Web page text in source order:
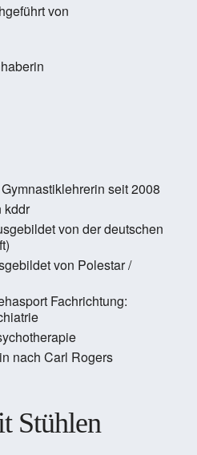
von
seit 2008
kddr
von der deutschen
von Polestar /
Fachrichtung:
nach Carl Rogers
Stühlen